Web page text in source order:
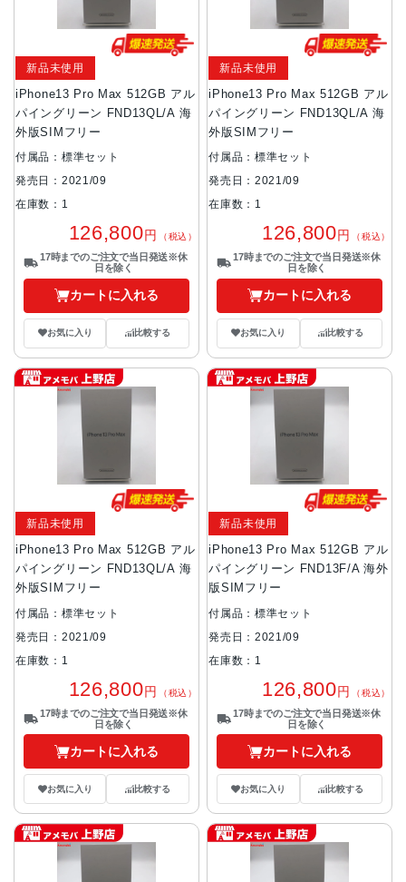
iPhone13 Pro Max 512GB アル
パイングリーン FND13QL/A 海
外版SIMフリー
新品未使用
付属品：標準セット
発売日：2021/09
在庫数：1
126,800円 （税込）
17時までのご注文で当日発送※休
日を除く
カートに入れる
お気に入り 比較する
iPhone13 Pro Max 512GB アル
パイングリーン FND13QL/A 海
外版SIMフリー
新品未使用
付属品：標準セット
発売日：2021/09
在庫数：1
126,800円 （税込）
17時までのご注文で当日発送※休
日を除く
カートに入れる
お気に入り 比較する
iPhone13 Pro Max 512GB アル
パイングリーン FND13QL/A 海
外版SIMフリー
新品未使用
付属品：標準セット
発売日：2021/09
在庫数：1
126,800円 （税込）
17時までのご注文で当日発送※休
日を除く
カートに入れる
お気に入り 比較する
iPhone13 Pro Max 512GB アル
パイングリーン FND13F/A 海外
版SIMフリー
新品未使用
付属品：標準セット
発売日：2021/09
在庫数：1
126,800円 （税込）
17時までのご注文で当日発送※休
日を除く
カートに入れる
お気に入り 比較する